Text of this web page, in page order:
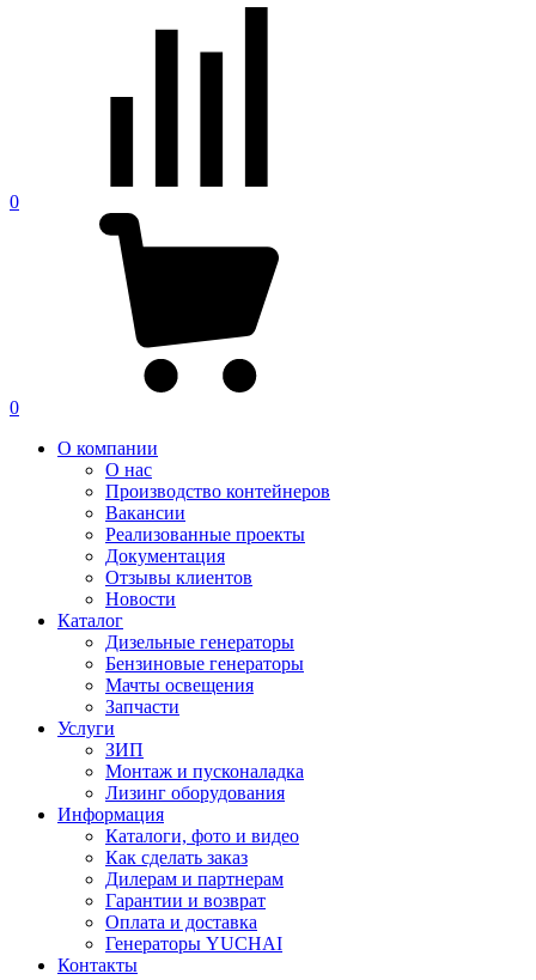
0
0
О компании
О нас
Производство контейнеров
Вакансии
Реализованные проекты
Документация
Отзывы клиентов
Новости
Каталог
Дизельные генераторы
Бензиновые генераторы
Мачты освещения
Запчасти
Услуги
ЗИП
Монтаж и пусконаладка
Лизинг оборудования
Информация
Каталоги, фото и видео
Как сделать заказ
Дилерам и партнерам
Гарантии и возврат
Оплата и доставка
Генераторы YUCHAI
Контакты